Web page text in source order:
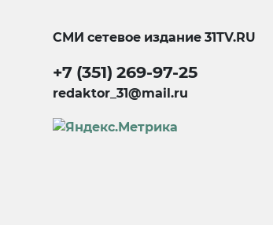
СМИ сетевое издание31TV.RU
+7 (351) 269-97-25
redaktor_31@mail.ru